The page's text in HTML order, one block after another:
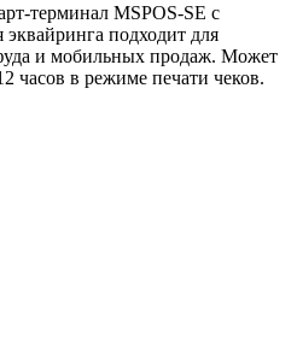
терминал MSPOS-SE с
подходит для
и мобильных продаж. Может
часов в режиме печати чеков.